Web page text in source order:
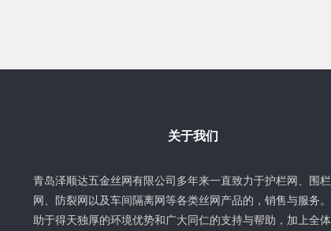
关于我们
青岛泽顺达五金丝网有限公司多年来一直致力于护栏网、围栏
网、防裂网以及车间隔离网等各类丝网产品的，销售与服务
助于得天独厚的环境优势和广大同仁的支持与帮助，加上全